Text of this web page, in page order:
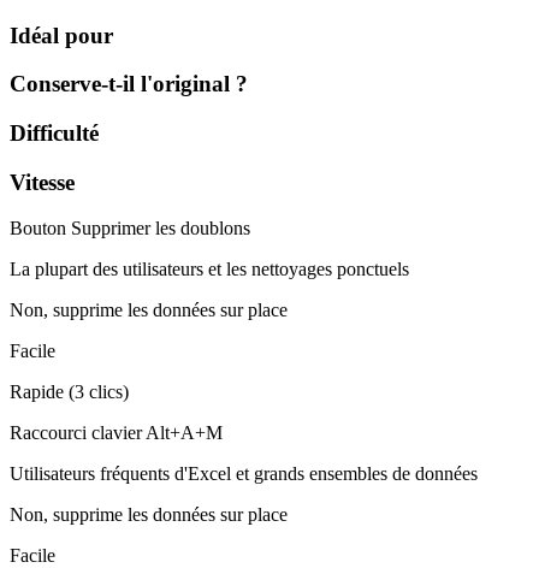
Idéal pour
Conserve-t-il l'original ?
Difficulté
Vitesse
Bouton Supprimer les doublons
La plupart des utilisateurs et les nettoyages ponctuels
Non, supprime les données sur place
Facile
Rapide (3 clics)
Raccourci clavier Alt+A+M
Utilisateurs fréquents d'Excel et grands ensembles de données
Non, supprime les données sur place
Facile